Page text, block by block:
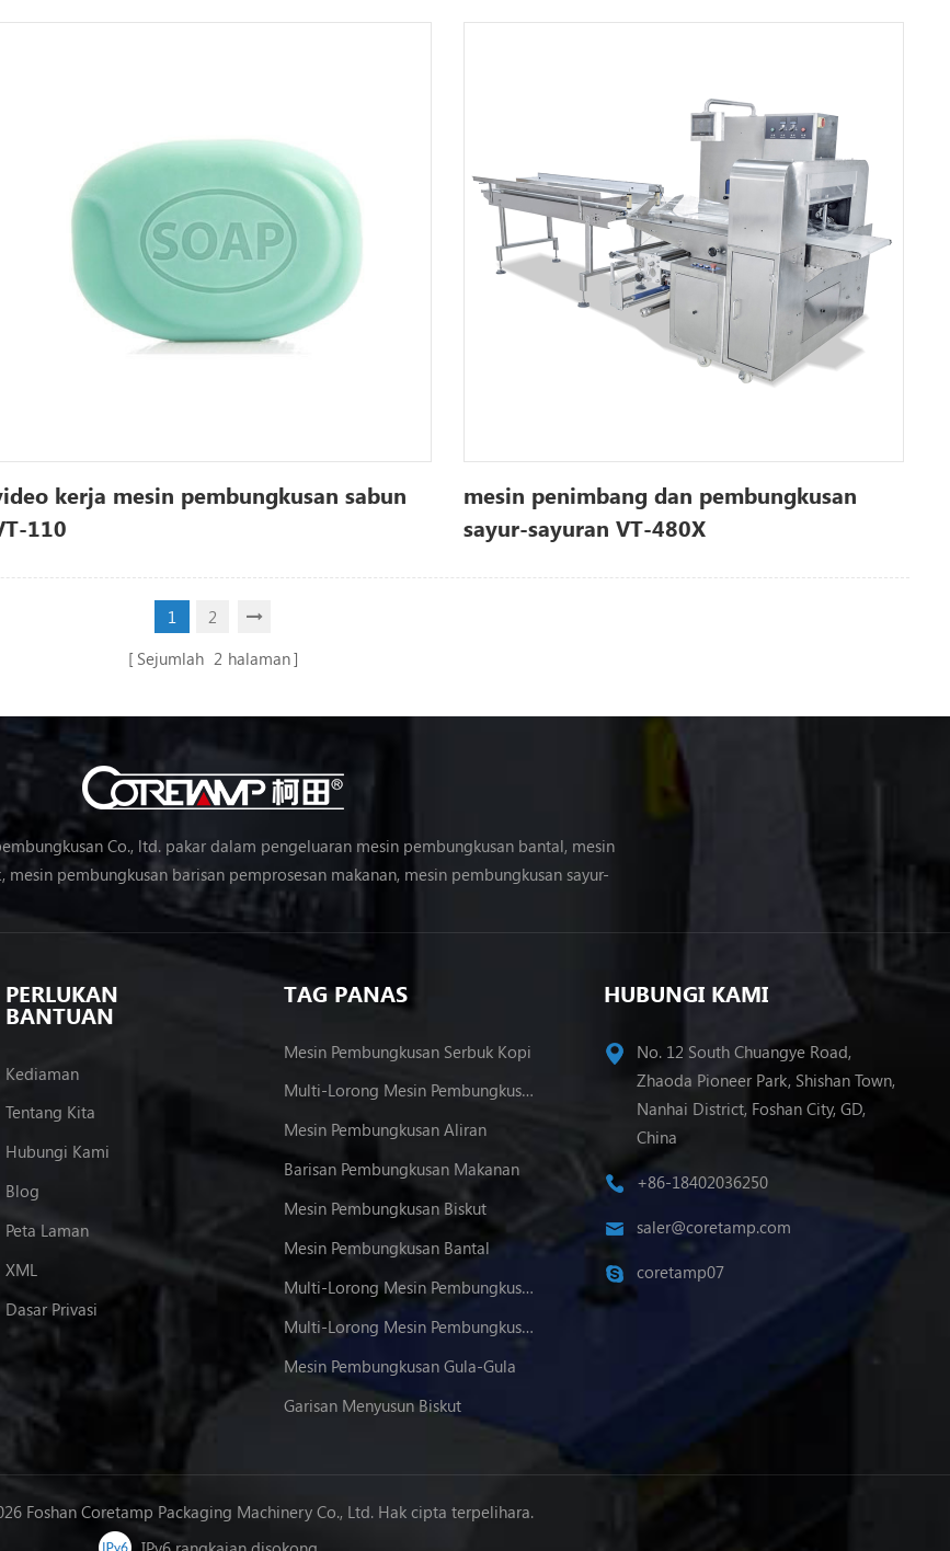
kerja mesin pembungkusan sabun
110
mesin penimbang dan pembungkusan
sayur-sayuran VT-480X
1
2
Sejumlah 2 halaman
Co., ltd. pakar dalam pengeluaran mesin pembungkusan bantal, mesin
mesin pembungkusan barisan pemprosesan makanan, mesin pembungkusan sayur-
sayuran, mesin pembungkusan, dll.
PERLUKAN
BANTUAN
Kediaman
Tentang Kita
Hubungi Kami
Blog
Peta Laman
XML
Dasar Privasi
TAG PANAS
Mesin Pembungkusan Serbuk Kopi
Multi-Lorong Mesin Pembungkusan
Mesin Pembungkusan Aliran
Barisan Pembungkusan Makanan
Mesin Pembungkusan Biskut
Mesin Pembungkusan Bantal
Multi-Lorong Mesin Pembungkusan Serbuk
Multi-Lorong Mesin Pembungkusan Butiran
Mesin Pembungkusan Gula-Gula
Garisan Menyusun Biskut
HUBUNGI KAMI
No. 12 South Chuangye Road,
Zhaoda Pioneer Park, Shishan Town,
Nanhai District, Foshan City, GD,
China
+86-18402036250
saler@coretamp.com
coretamp07
Foshan Coretamp Packaging Machinery Co., Ltd. Hak cipta terpelihara.